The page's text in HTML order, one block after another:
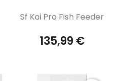
Aperçu rapide
Sf Koi Pro Fish Feeder
135,99 €